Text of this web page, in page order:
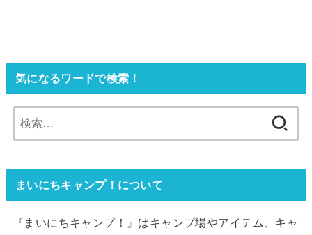
気になるワードで検索！
索:
まいにちキャンプ！について
『まいにちキャンプ！』はキャンプ場やアイテム、キャ